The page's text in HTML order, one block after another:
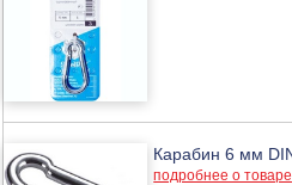
Карабин 6 мм
подробнее о товаре